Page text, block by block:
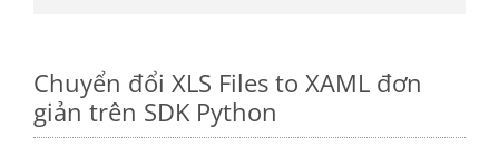
Chuyển đổi XLS Files to XAML đơn
giản trên SDK Python